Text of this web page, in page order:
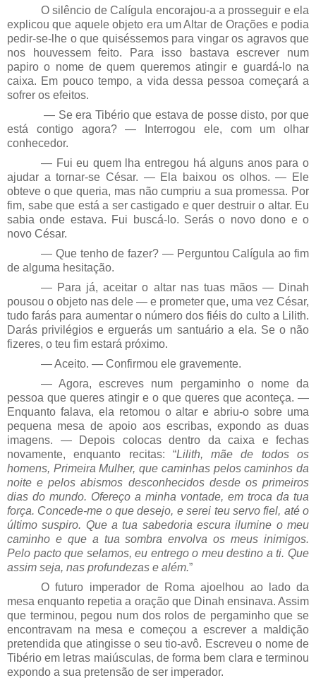
O silêncio de Calígula encorajou-a a prosseguir e ela
explicou que aquele objeto era um Altar de Orações e podia
pedir-se-lhe o que quiséssemos para vingar os agravos que
nos houvessem feito. Para isso bastava escrever num
papiro o nome de quem queremos atingir e guardá-lo na
caixa. Em pouco tempo, a vida dessa pessoa começará a
sofrer os efeitos.
— Se era Tibério que estava de posse disto, por que
está contigo agora? — Interrogou ele, com um olhar
conhecedor.
— Fui eu quem lha entregou há alguns anos para o
ajudar a tornar-se César. — Ela baixou os olhos. — Ele
obteve o que queria, mas não cumpriu a sua promessa. Por
fim, sabe que está a ser castigado e quer destruir o altar. Eu
sabia onde estava. Fui buscá-lo. Serás o novo dono e o
novo César.
— Que tenho de fazer? — Perguntou Calígula ao fim
de alguma hesitação.
— Para já, aceitar o altar nas tuas mãos — Dinah
pousou o objeto nas dele — e prometer que, uma vez César,
tudo farás para aumentar o número dos fiéis do culto a Lilith.
Darás privilégios e erguerás um santuário a ela. Se o não
fizeres, o teu fim estará próximo.
— Aceito. — Confirmou ele gravemente.
— Agora, escreves num pergaminho o nome da
pessoa que queres atingir e o que queres que aconteça. —
Enquanto falava, ela retomou o altar e abriu-o sobre uma
pequena mesa de apoio aos escribas, expondo as duas
imagens. — Depois colocas dentro da caixa e fechas
novamente, enquanto recitas: “Lilith, mãe de todos os
homens, Primeira Mulher, que caminhas pelos caminhos da
noite e pelos abismos desconhecidos desde os primeiros
dias do mundo. Ofereço a minha vontade, em troca da tua
força. Concede-me o que desejo, e serei teu servo fiel, até o
último suspiro. Que a tua sabedoria escura ilumine o meu
caminho e que a tua sombra envolva os meus inimigos.
Pelo pacto que selamos, eu entrego o meu destino a ti. Que
assim seja, nas profundezas e além.”
O futuro imperador de Roma ajoelhou ao lado da
mesa enquanto repetia a oração que Dinah ensinava. Assim
que terminou, pegou num dos rolos de pergaminho que se
encontravam na mesa e começou a escrever a maldição
pretendida que atingisse o seu tio-avô. Escreveu o nome de
Tibério em letras maiúsculas, de forma bem clara e terminou
expondo a sua pretensão de ser imperador.